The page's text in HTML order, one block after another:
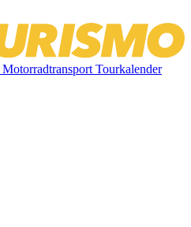
MotorradtransportTourkalender